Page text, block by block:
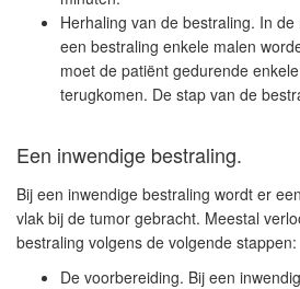
Herhaling van de bestraling. In
een bestraling enkele malen
moet de patiënt gedurende
terugkomen. De stap van de
Een inwendige bestraling.
Bij een inwendige bestraling wordt er
vlak bij de tumor gebracht. Meestal
bestraling volgens de volgende stappen:
De voorbereiding. Bij een